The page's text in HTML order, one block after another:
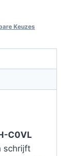
Keuzes
C0VL
schrijft